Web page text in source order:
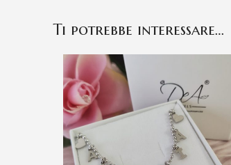
Ti potrebbe interessare…